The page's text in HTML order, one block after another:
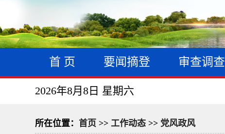
首 页 要闻摘登 审查调查
2026年8月8日 星期六
所在位置： 首页 >> 工作动态 >> 党风政风